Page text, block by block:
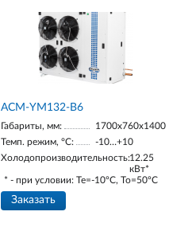
АСМ-YM132-В6
Габариты, мм:
1700х760х1400
Темп. режим, °С:
-10…+10
Холодопроизводительность:12.25
кВт*
* - при условии: Te=-10ºC, To=50ºC
Заказать